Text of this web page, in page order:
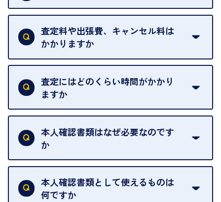
を整えておりますので、お好きな時にお越しくださ
い。
お急ぎの場合はスタッフに一言お声がけください。
可能な限り、迅速に対応させていただきます。
当店は質店ではありませんので、買い取ったお品物
は基本的に販売へと回されます。買い戻しはできま
せんので、ご了承ください。
グオフが可能です。
契約破棄という形で、お品物をお戻しすることがで
きます。
売却当日を含む8日間のうちに、お気軽にお申し出
出張買取のお品物は、8日間保管しております。
査定料や出張費、キャンセル料は
かかりますか
一切いただいておりません。査定金額にご納得いた
だけない場合は、その場でお断りいただいても問題
ございません。お気軽にご相談ください。
査定にはどのくらい時間がかかり
ますか
お品物の内容や点数によって異なりますが、店頭買
取の場合は1点あたり数分程度が目安です。大量の
お品物の場合は、お時間をいただくことがございま
本人確認書類はなぜ必要なのです
か
買取店は古物営業法により、お客様のご本人確認を
行うことが義務付けられています。安心してお取引
いただくためにも、ご協力をお願いいたします。
本人確認書類として使えるものは
何ですか